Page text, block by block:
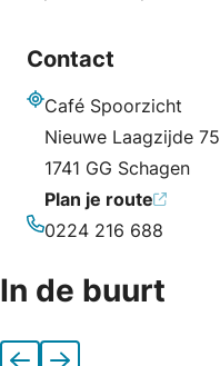
Contact
Café Spoorzicht
Nieuwe Laagzijde 75
1741 GG Schagen
Plan je route
0224 216 688
In de buurt